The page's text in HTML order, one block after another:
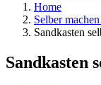
Home
Selber
Sandkasten
Sandkasten